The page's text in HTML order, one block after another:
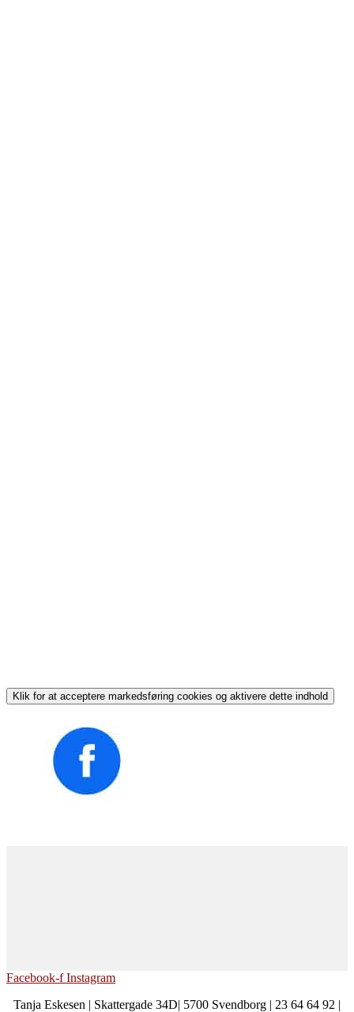
Klik for at acceptere markedsføring cookies og aktivere dette indhold
Facebook-f Instagram
Tanja Eskesen | Skattergade 34D| 5700 Svendborg | 23 64 64 92 |